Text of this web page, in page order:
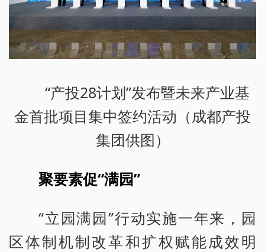
“产投28计划”发布暨未来产业基
金首批项目集中签约活动（成都产投
集团供图）
聚要素促“满园”
“立园满园”行动实施一年来，园
区体制机制改革和扩权赋能成效明